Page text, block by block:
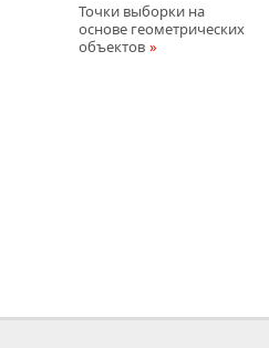
Точки выборки на
основе геометрических
объектов